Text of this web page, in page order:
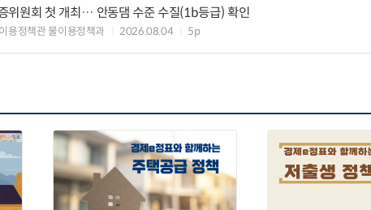
위원회 첫 개최… 안동댐 수준 수질(1b등급) 확인
용정책관 물이용정책과 2026.08.04 5p